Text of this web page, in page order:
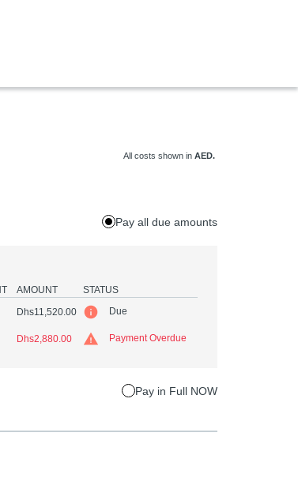
All costs shown in AED.
Pay all due amounts
AMOUNT
STATUS
Dhs11,520.00 Due
Dhs2,880.00 Payment Overdue
Pay in Full NOW